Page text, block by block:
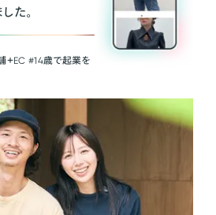
た。
＋EC #14歳で起業を